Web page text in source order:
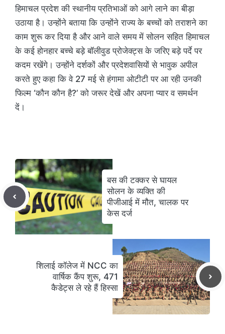
हिमाचल प्रदेश की स्थानीय प्रतिभाओं को आगे लाने का बीड़ा
उठाया है। उन्होंने बताया कि उन्होंने राज्य के बच्चों को तराशने का
काम शुरू कर दिया है और आने वाले समय में सोलन सहित हिमाचल
के कई होनहार बच्चे बड़े बॉलीवुड प्रोजेक्ट्स के जरिए बड़े पर्दे पर
कदम रखेंगे। उन्होंने दर्शकों और प्रदेशवासियों से भावुक अपील
करते हुए कहा कि वे 27 मई से हंगामा ओटीटी पर आ रही उनकी
फिल्म ‘कौन कौन है?’ को जरूर देखें और अपना प्यार व समर्थन
दें।
बस की टक्कर से घायल
सोलन के व्यक्ति की
पीजीआई में मौत, चालक पर
केस दर्ज
शिलाई कॉलेज में NCC का
वार्षिक कैंप शुरू, 471
कैडेट्स ले रहे हैं हिस्सा